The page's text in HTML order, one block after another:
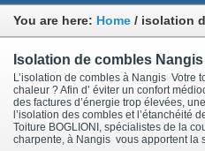
You are here: Home / isolation
Isolation de combles Nangis
L’isolation de combles à Nangis Votre
chaleur ? Afin d’ éviter un confort
des factures d’énergie trop élevées,
l’isolation des combles et l’étanchéité
Toiture BOGLIONI, spécialistes de la
charpente, à Nangis vous apportent la